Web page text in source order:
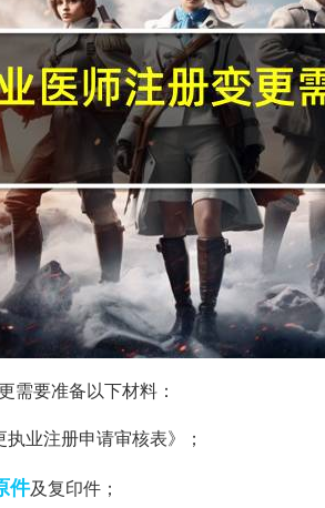
需要准备以下材料：
业注册申请审核表》；
件及复印件；